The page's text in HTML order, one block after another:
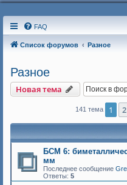
FAQ
Список форумов Разное
Разное
Новая тема
141 тема 1 2
БСМ 6:
мм
Последнее сообщение
Ответы: 5